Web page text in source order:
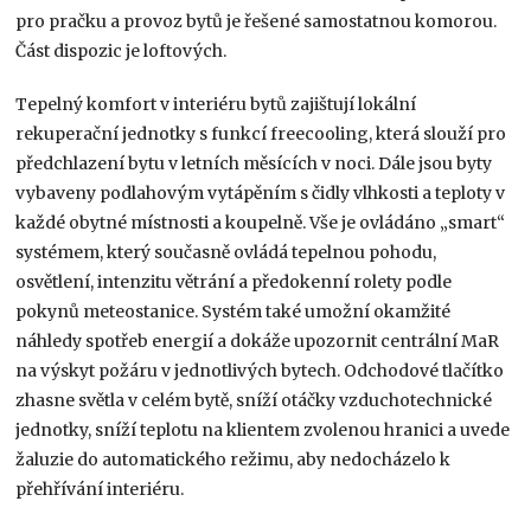
pro pračku a provoz bytů je řešené samostatnou komorou.
Část dispozic je loftových.
Tepelný komfort v interiéru bytů zajištují lokální
rekuperační jednotky s funkcí freecooling, která slouží pro
předchlazení bytu v letních měsících v noci. Dále jsou byty
vybaveny podlahovým vytápěním s čidly vlhkosti a teploty v
každé obytné místnosti a koupelně. Vše je ovládáno „smart“
systémem, který současně ovládá tepelnou pohodu,
osvětlení, intenzitu větrání a předokenní rolety podle
pokynů meteostanice. Systém také umožní okamžité
náhledy spotřeb energií a dokáže upozornit centrální MaR
na výskyt požáru v jednotlivých bytech. Odchodové tlačítko
zhasne světla v celém bytě, sníží otáčky vzduchotechnické
jednotky, sníží teplotu na klientem zvolenou hranici a uvede
žaluzie do automatického režimu, aby nedocházelo k
přehřívání interiéru.